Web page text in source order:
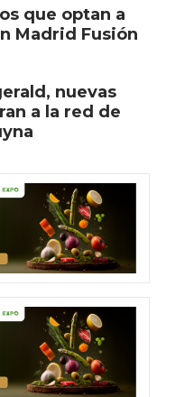
que optan a
Madrid Fusión
nuevas
a la red de